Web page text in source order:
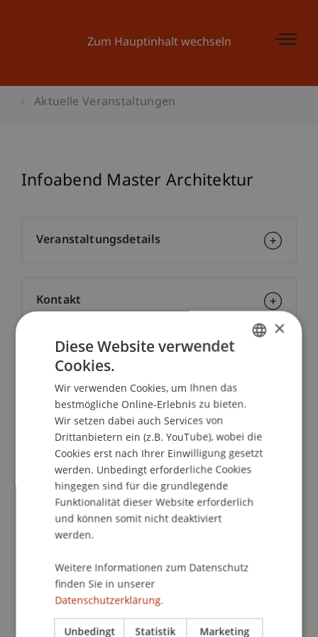
Zum Hauptinhalt wechseln
Aktuelle Veranstaltungen
Infoabend Master Architektur
School/Professur:
Kommunikation und Marketing
Information und Beratung zum
Masterstudiengang Architektur
Berufsbild
Studieninhalte
Austauschsemester
berufsbegleitendes Studium
Gerne laden wir Dich zu einem gemühtlichen
wirst du die Gelegenheit haben, deine
individuellen Fragen mit dem Studiengangsleiter
Peter Staub sowie mit Studierenden zu
besprechen.
Veranstaltungsdetails
Kontakt
×
Diese Website verwendet
Cookies.
Wir verwenden Cookies, um Ihnen das
bestmögliche Online-Erlebnis zu bieten.
Wir setzen dabei auch Services von
Drittanbietern ein (z.B. YouTube), wobei die
Cookies erst nach Ihrer Einwilligung gesetzt
werden. Unbedingt erforderliche Cookies
hingegen sind für die grundlegende
Funktionalität dieser Website erforderlich
und können somit nicht deaktiviert
werden.
Weitere Informationen zum Datenschutz
finden Sie in unserer
Datenschutzerklärung.
Unbedingt Statistik Marketing